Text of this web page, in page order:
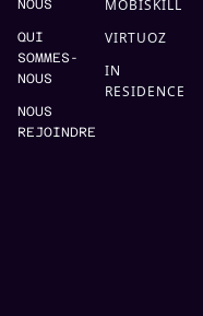
NOUS
QUI
SOMMES-
NOUS
NOUS
REJOINDRE
MOBISKILL
VIRTUOZ
IN
RESIDENCE